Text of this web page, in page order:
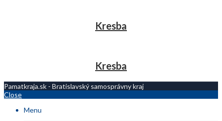
Kresba
Kresba
Pamatkraja.sk - Bratislavský samosprávny kraj
Close
Menu